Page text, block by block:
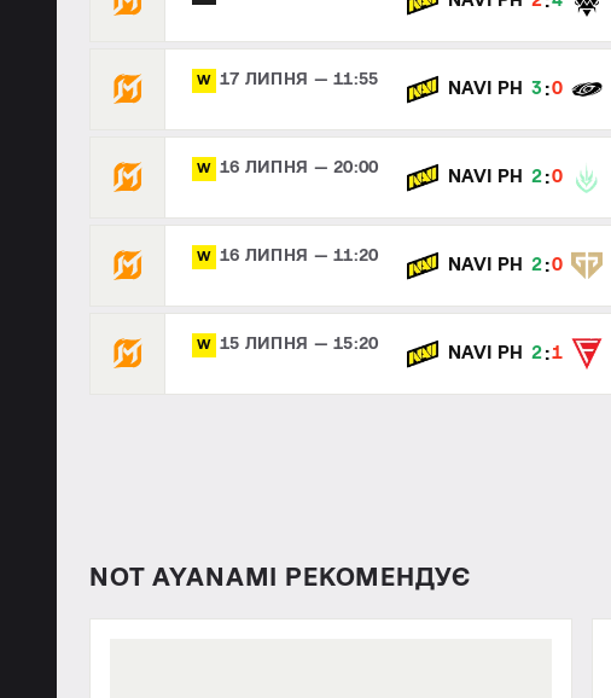
W 17 ЛИПНЯ — 11:55 NAVI PH 3 :0
W 16 ЛИПНЯ — 20:00 NAVI PH 2 :0
W 16 ЛИПНЯ — 11:20 NAVI PH 2 :0
W 15 ЛИПНЯ — 15:20 NAVI PH 2 :1
NOT AYANAMI РЕКОМЕНДУЄ